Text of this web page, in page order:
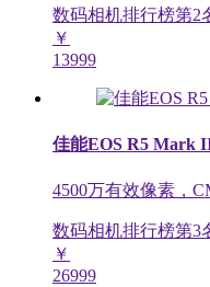
数码相机排行榜第2
￥
13999
佳能EOS R5 Mark
4500万有效像素，
数码相机排行榜第3
￥
26999